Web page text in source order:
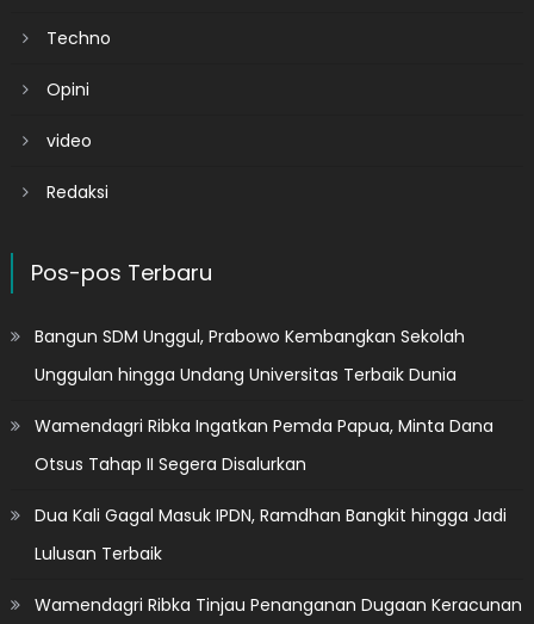
Techno
Opini
video
Redaksi
Pos-pos Terbaru
Bangun SDM Unggul, Prabowo Kembangkan Sekolah
Unggulan hingga Undang Universitas Terbaik Dunia
Wamendagri Ribka Ingatkan Pemda Papua, Minta Dana
Otsus Tahap II Segera Disalurkan
Dua Kali Gagal Masuk IPDN, Ramdhan Bangkit hingga Jadi
Lulusan Terbaik
Wamendagri Ribka Tinjau Penanganan Dugaan Keracunan